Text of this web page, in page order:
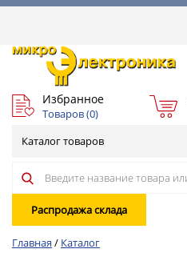
Избранное
Товаров (0)
Каталог товаров
Распродажа склада
Главная / Каталог